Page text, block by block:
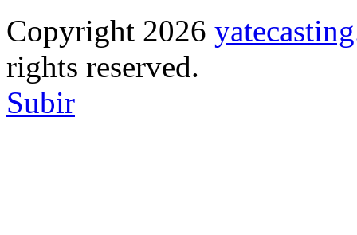
Copyright 2026
rights reserved.
Subir